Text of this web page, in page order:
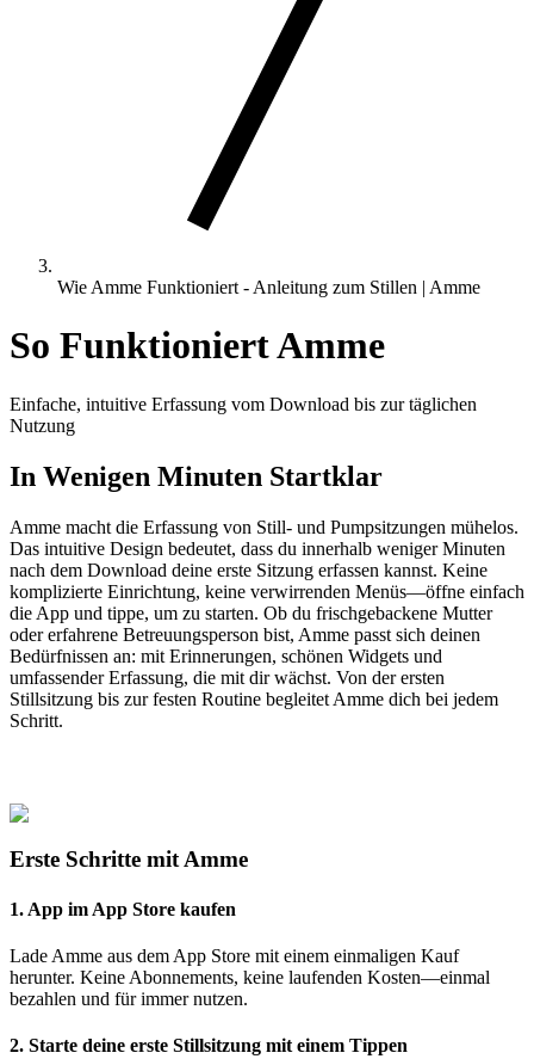
Wie Amme Funktioniert - Anleitung zum Stillen | Amme
So Funktioniert Amme
Einfache, intuitive Erfassung vom Download bis zur täglichen
Nutzung
In Wenigen Minuten Startklar
Amme macht die Erfassung von Still- und Pumpsitzungen mühelos.
Das intuitive Design bedeutet, dass du innerhalb weniger Minuten
nach dem Download deine erste Sitzung erfassen kannst. Keine
komplizierte Einrichtung, keine verwirrenden Menüs—öffne einfach
die App und tippe, um zu starten. Ob du frischgebackene Mutter
oder erfahrene Betreuungsperson bist, Amme passt sich deinen
Bedürfnissen an: mit Erinnerungen, schönen Widgets und
umfassender Erfassung, die mit dir wächst. Von der ersten
Stillsitzung bis zur festen Routine begleitet Amme dich bei jedem
Schritt.
Erste Schritte mit Amme
1. App im App Store kaufen
Lade Amme aus dem App Store mit einem einmaligen Kauf
herunter. Keine Abonnements, keine laufenden Kosten—einmal
bezahlen und für immer nutzen.
2. Starte deine erste Stillsitzung mit einem Tippen